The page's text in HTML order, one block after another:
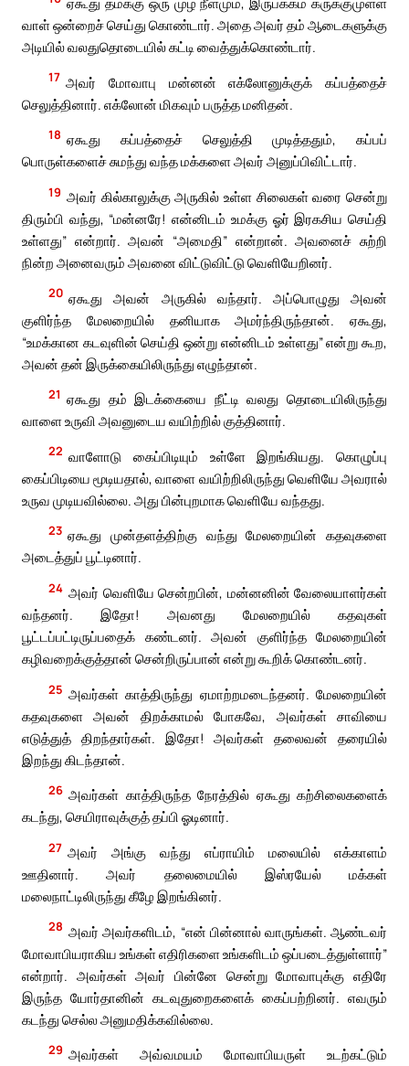
வாள் ஒன்றைச் செய்து கொண்டார். அதை அவர் தம் ஆடைகளுக்கு
அடியில் வலதுதொடையில் கட்டி வைத்துக்கொண்டார்.
17 அவர் மோவாபு மன்னன் எக்லோனுக்குக் கப்பத்தைச்
செலுத்தினார். எக்லோன் மிகவும் பருத்த மனிதன்.
18 ஏகூது கப்பத்தைச் செலுத்தி முடித்ததும், கப்பப்
பொருள்களைச் சுமந்து வந்த மக்களை அவர் அனுப்பிவிட்டார்.
19 அவர் கில்காலுக்கு அருகில் உள்ள சிலைகள் வரை சென்று
திரும்பி வந்து, “மன்னரே! என்னிடம் உமக்கு ஓர் இரகசிய செய்தி
உள்ளது” என்றார். அவன் “அமைதி” என்றான். அவனைச் சுற்றி
நின்ற அனைவரும் அவனை விட்டுவிட்டு வெளியேறினர்.
20 ஏகூது அவன் அருகில் வந்தார். அப்பொழுது அவன்
குளிர்ந்த மேலறையில் தனியாக அமர்ந்திருந்தான். ஏகூது,
“உமக்கான கடவுளின் செய்தி ஒன்று என்னிடம் உள்ளது” என்று கூற,
அவன் தன் இருக்கையிலிருந்து எழுந்தான்.
21 ஏகூது தம் இடக்கையை நீட்டி வலது தொடையிலிருந்து
வாளை உருவி அவனுடைய வயிற்றில் குத்தினார்.
22 வாளோடு கைப்பிடியும் உள்ளே இறங்கியது. கொழுப்பு
கைப்பிடியை மூடியதால், வாளை வயிற்றிலிருந்து வெளியே அவரால்
உருவ முடியவில்லை. அது பின்புறமாக வெளியே வந்தது.
23 ஏகூது முன்தளத்திற்கு வந்து மேலறையின் கதவுகளை
அடைத்துப் பூட்டினார்.
24 அவர் வெளியே சென்றபின், மன்னனின் வேலையாளர்கள்
வந்தனர். இதோ! அவனது மேலறையில் கதவுகள்
பூட்டப்பட்டிருப்பதைக் கண்டனர். அவன் குளிர்ந்த மேலறையின்
கழிவறைக்குத்தான் சென்றிருப்பான் என்று கூறிக் கொண்டனர்.
25 அவர்கள் காத்திருந்து ஏமாற்றமடைந்தனர். மேலறையின்
கதவுகளை அவன் திறக்காமல் போகவே, அவர்கள் சாவியை
எடுத்துத் திறந்தார்கள். இதோ! அவர்கள் தலைவன் தரையில்
இறந்து கிடந்தான்.
26 அவர்கள் காத்திருந்த நேரத்தில் ஏகூது கற்சிலைகளைக்
கடந்து, செயிராவுக்குத் தப்பி ஓடினார்.
27 அவர் அங்கு வந்து எப்ராயிம் மலையில் எக்காளம்
ஊதினார். அவர் தலைமையில் இஸ்ரயேல் மக்கள்
மலைநாட்டிலிருந்து கீழே இறங்கினர்.
28 அவர் அவர்களிடம், “என் பின்னால் வாருங்கள். ஆண்டவர்
மோவாபியராகிய உங்கள் எதிரிகளை உங்களிடம் ஒப்படைத்துள்ளார்”
என்றார். அவர்கள் அவர் பின்னே சென்று மோவாபுக்கு எதிரே
இருந்த யோர்தானின் கடவுதுறைகளைக் கைப்பற்றினர். எவரும்
கடந்து செல்ல அனுமதிக்கவில்லை.
29 அவர்கள் அவ்வமயம் மோவாபியருள் உடற்கட்டும்